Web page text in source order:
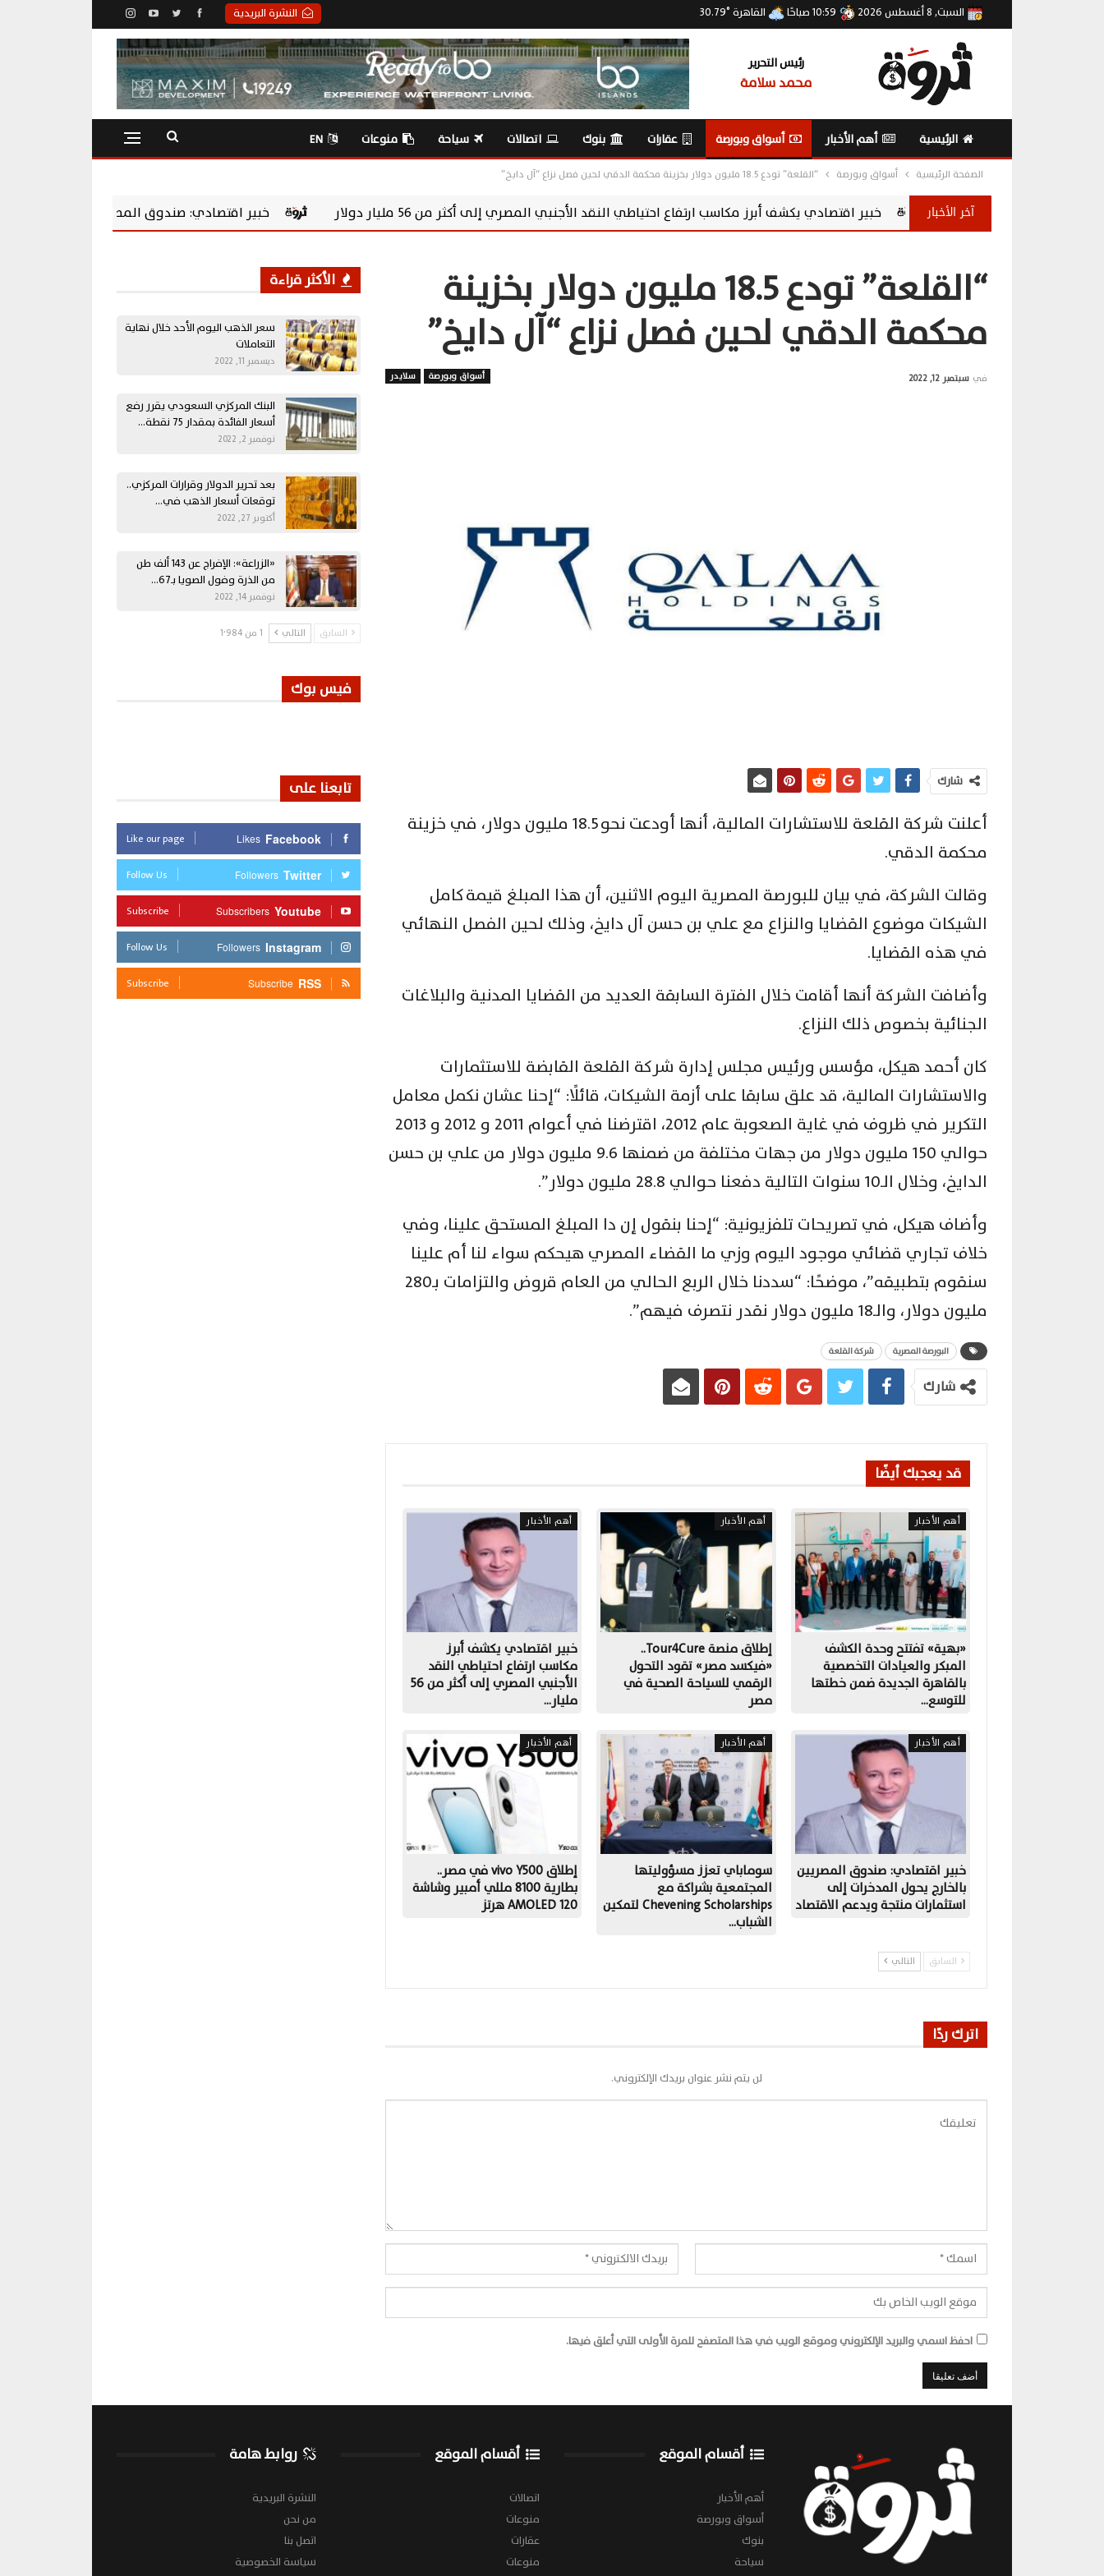
النشرة البريدية السبت, 8 أغسطس 2026 القاهرة°
30.79
رئيس التحرير
محمد سلامة
الرئيسية أهم الأخبار أسواق وبورصة عقارات بنوك اتصالات سياحة منوعات EN
الصفحة الرئيسية أسواق وبورصة “القلعة” تودع 18.5 مليون دولار بخزينة محكمة الدقي لحين فصل نزاع “آل دايخ”
آخر الأخبار
خبير اقتصادي يكشف أبرز مكاسب ارتفاع احتياطي النقد الأجنبي المصري إلى أكثر من 56 مليار دولار خبير اقتصادي: صندوق المصريين بالخارج يحول المدخرات إلى
“القلعة” تودع 18.5 مليون دولار بخزينة
محكمة الدقي لحين فصل نزاع “آل دايخ”
أسواق وبورصة سلايدر في سبتمبر 12, 2022
شارك
أعلنت شركة القلعة للاستشارات المالية، أنها أودعت نحو 18.5 مليون دولار، في خزينة
محكمة الدقي.
وقالت الشركة، في بيان للبورصة المصرية اليوم الاثنين، أن هذا المبلغ قيمة كامل
الشيكات موضوع القضايا والنزاع مع علي بن حسن آل دايخ، وذلك لحين الفصل النهائي
في هذه القضايا.
وأضافت الشركة أنها أقامت خلال الفترة السابقة العديد من القضايا المدنية والبلاغات
الجنائية بخصوص ذلك النزاع.
كان أحمد هيكل، مؤسس ورئيس مجلس إدارة شركة القلعة القابضة للاستثمارات
والاستشارات المالية، قد علق سابقا على أزمة الشيكات، قائلًا: “إحنا عشان نكمل معامل
التكرير في ظروف في غاية الصعوبة عام 2012، اقترضنا في أعوام 2011 و 2012 و 2013
حوالي 150 مليون دولار من جهات مختلفة من ضمنها 9.6 مليون دولار من علي بن حسن
الدايخ، وخلال الـ10 سنوات التالية دفعنا حوالي 28.8 مليون دولار”.
وأضاف هيكل، في تصريحات تلفزيونية: “إحنا بنقول إن دا المبلغ المستحق علينا، وفي
خلاف تجاري قضائي موجود اليوم وزي ما القضاء المصري هيحكم سواء لنا أم علينا
سنقوم بتطبيقه”، موضحًا: “سددنا خلال الربع الحالي من العام قروض والتزامات بـ280
مليون دولار، والـ18 مليون دولار نقدر نتصرف فيهم”.
البورصة المصرية شركة القلعة
شارك
قد يعجبك أيضًا
أهم الأخبار
«بهية» تفتتح وحدة الكشف
المبكر والعيادات التخصصية
بالقاهرة الجديدة ضمن خطتها
للتوسع…
أهم الأخبار
إطلاق منصة Tour4Cure..
«فيكسد مصر» تقود التحول
الرقمي للسياحة الصحية في
مصر
أهم الأخبار
خبير اقتصادي يكشف أبرز
مكاسب ارتفاع احتياطي النقد
الأجنبي المصري إلى أكثر من 56
مليار…
أهم الأخبار
خبير اقتصادي: صندوق المصريين
بالخارج يحول المدخرات إلى
استثمارات منتجة ويدعم الاقتصاد
أهم الأخبار
سوماباي تعزز مسؤوليتها
المجتمعية بشراكة مع
Chevening Scholarships لتمكين
الشباب…
أهم الأخبار
إطلاق vivo Y500 في مصر..
بطارية 8100 مللي أمبير وشاشة
AMOLED 120 هرتز
السابق التالي
اترك ردًا
لن يتم نشر عنوان بريدك الإلكتروني.
احفظ اسمي والبريد الإلكتروني وموقع الويب في هذا المتصفح للمرة الأولى التي أعلق فيها.
الأكثر قراءة
سعر الذهب اليوم الأحد خلال نهاية
التعاملات
ديسمبر 11, 2022
البنك المركزي السعودي يقرر رفع
أسعار الفائدة بمقدار 75 نقطة…
نوفمبر 2, 2022
بعد تحرير الدولار وقرارات المركزي..
توقعات أسعار الذهب في…
أكتوبر 27, 2022
«الزراعة»: الإفراج عن 143 ألف طن
من الذرة وفول الصويا بـ67…
نوفمبر 14, 2022
السابق التالي 1 من 1٬984
فيس بوك
تابعنا على
Facebook
Likes
Like our page
Twitter
Followers
Follow Us
Youtube
Subscribers
Subscribe
Instagram
Followers
Follow Us
RSS
Subscribe
Subscribe
أقسام الموقع
أهم الأخبار
أسواق وبورصة
بنوك
سياحة
أقسام الموقع
اتصالات
منوعات
عقارات
منوعات
روابط هامة
النشرة البريدية
من نحن
اتصل بنا
سياسة الخصوصية